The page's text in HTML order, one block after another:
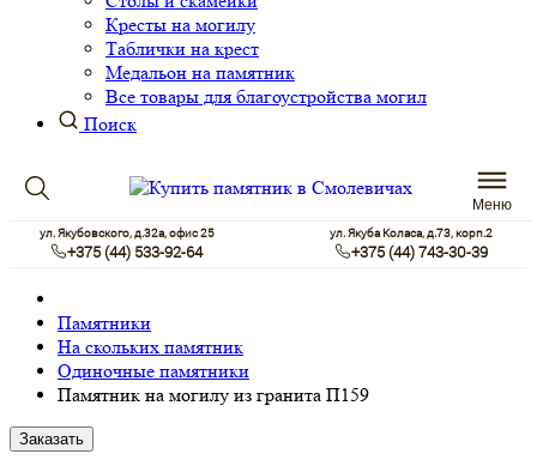
Кресты на могилу
Таблички на крест
Медальон на памятник
Все товары для благоустройства могил
Поиск
Меню
ул. Якубовского, д.32а, офис 25
+375 (44) 533-92-64
ул. Якуба Коласа, д.73, корп.2
+375 (44) 743-30-39
Памятники
На скольких памятник
Одиночные памятники
Памятник на могилу из гранита П159
Заказать